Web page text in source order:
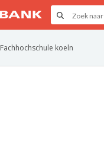
Fachhochschule koeln